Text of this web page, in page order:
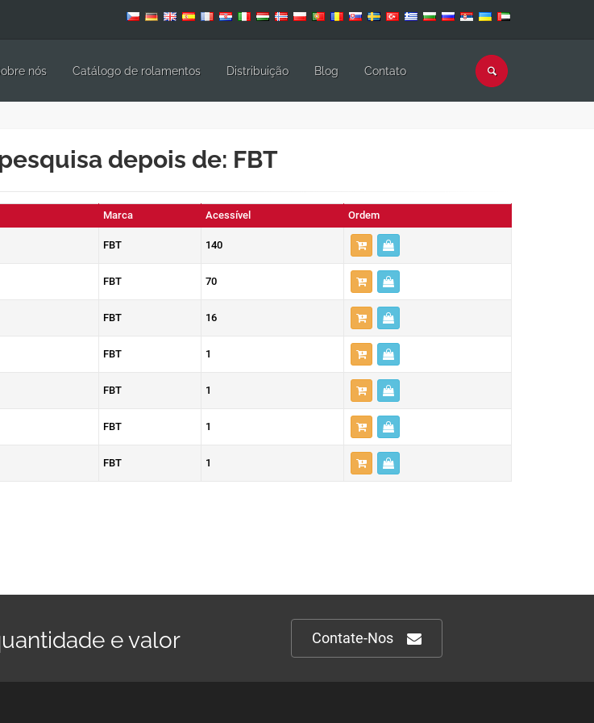
nós Catálogo de rolamentos Distribuição Blog Contato
depois de: FBT
Marca Acessível Ordem
FBT 140
FBT 70
FBT 16
FBT 1
FBT 1
FBT 1
FBT 1
e valor Contate-Nos